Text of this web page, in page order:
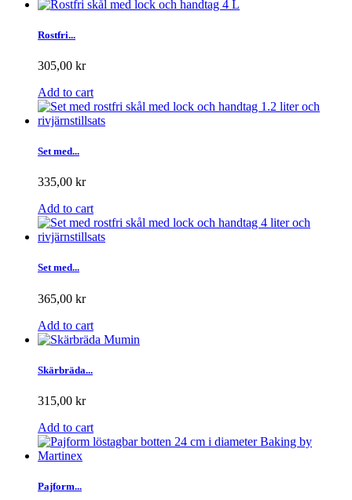
Rostfri...
305,00 kr
Add to cart
Set med...
335,00 kr
Add to cart
Set med...
365,00 kr
Add to cart
Skärbräda...
315,00 kr
Add to cart
Pajform...